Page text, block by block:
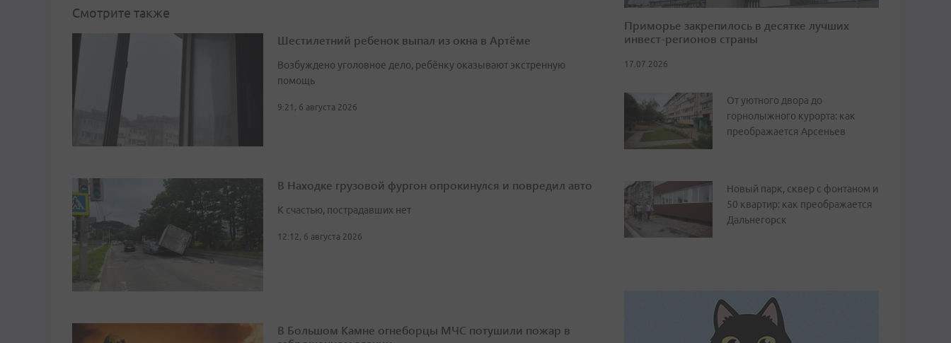
Смотрите также
Шестилетний ребенок выпал из окна в Артёме
Возбуждено уголовное дело, ребёнку оказывают экстренную
помощь
9:21, 6 августа 2026
В Находке грузовой фургон опрокинулся и повредил авто
К счастью, пострадавших нет
12:12, 6 августа 2026
В Большом Камне огнеборцы МЧС потушили пожар в
Приморье закрепилось в десятке лучших
инвест-регионов страны
17.07.2026
От уютного двора до
горнолыжного курорта: как
преображается Арсеньев
Новый парк, сквер с фонтаном и
50 квартир: как преображается
Дальнегорск